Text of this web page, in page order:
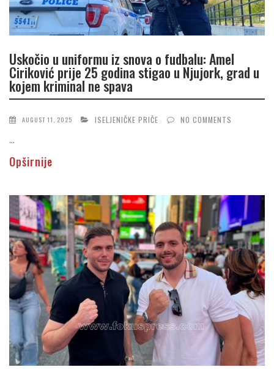
Uskočio u uniformu iz snova o fudbalu: Amel
Ciriković prije 25 godina stigao u Njujork, grad u
kojem kriminal ne spava
AUGUST 11, 2025 ISELJENIČKE PRIČE NO COMMENTS
...
Opširnije